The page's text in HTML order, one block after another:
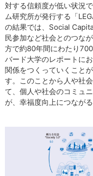
対する信頼度が低い状況
ム研究所が発行する「
の結果では、Social
民参加など社会とのつな
方で約80年間にわたり
バード大学のレポートに
関係をつくっていくこと
す。このことから人や社
て、個人や社会のコミュ
が、幸福度向上につなが